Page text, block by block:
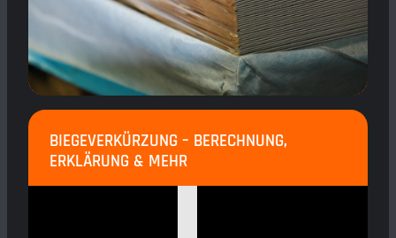
BIEGEVERKÜRZUNG – BERECHNUNG,
ERKLÄRUNG & MEHR